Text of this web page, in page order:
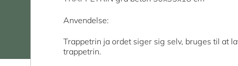
Anvendelse:
Trappetrin ja ordet siger sig selv, bruges til at
trappetrin.